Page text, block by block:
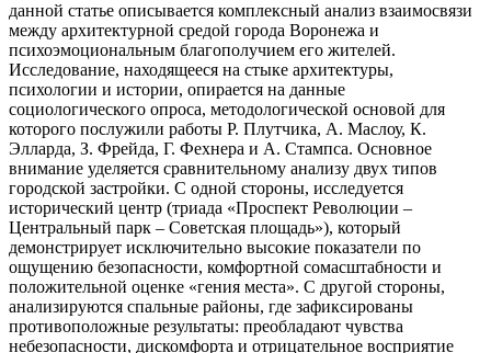
данной статье описывается комплексный анализ взаимосвязи
между архитектурной средой города Воронежа и
психоэмоциональным благополучием его жителей.
Исследование, находящееся на стыке архитектуры,
психологии и истории, опирается на данные
социологического опроса, методологической основой для
которого послужили работы Р. Плутчика, А. Маслоу, К.
Элларда, З. Фрейда, Г. Фехнера и А. Стампса. Основное
внимание уделяется сравнительному анализу двух типов
городской застройки. С одной стороны, исследуется
исторический центр (триада «Проспект Революции –
Центральный парк – Советская площадь»), который
демонстрирует исключительно высокие показатели по
ощущению безопасности, комфортной сомасштабности и
положительной оценке «гения места». С другой стороны,
анализируются спальные районы, где зафиксированы
противоположные результаты: преобладают чувства
небезопасности, дискомфорта и отрицательное восприятие